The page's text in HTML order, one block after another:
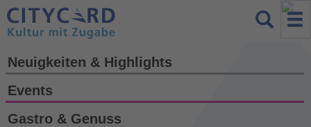
Neuigkeiten & Highlights
Events
Gastro & Genuss